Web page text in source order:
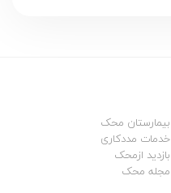
بیمارستان محک
خدمات مددکاری
بازدید ازمحک
مجله محک